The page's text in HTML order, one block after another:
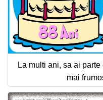
La multi ani, sa ai
mai